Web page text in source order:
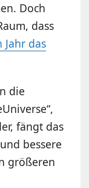
Doch
dass
das
die
fängt das
bessere
größeren